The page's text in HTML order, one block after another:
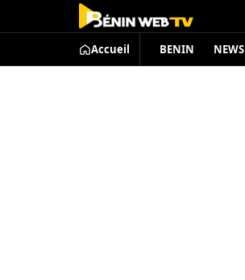
Accueil BENIN NEWS